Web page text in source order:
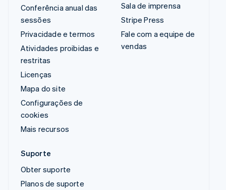
Conferência anual das
sessões
Privacidade e termos
Atividades proibidas e
restritas
Licenças
Mapa do site
Configurações de
cookies
Mais recursos
Sala de imprensa
Stripe Press
Fale com a equipe de
vendas
Suporte
Obter suporte
Planos de suporte